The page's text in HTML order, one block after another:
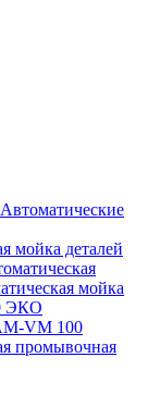
Автоматические
мойка деталей
мойка
ЭКО
VM 100
промывочная